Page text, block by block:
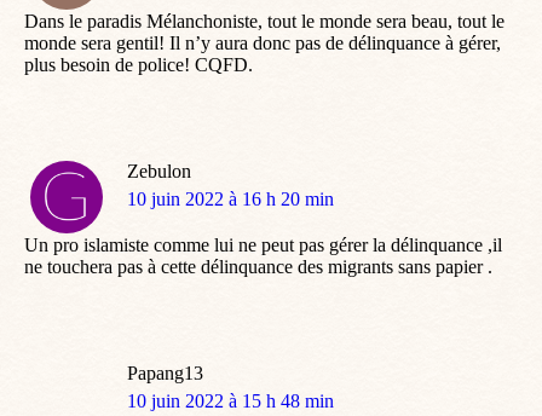
Dans le paradis Mélanchoniste, tout le monde sera beau, tout le
monde sera gentil! Il n’y aura donc pas de délinquance à gérer,
plus besoin de police! CQFD.
Zebulon
dit
10 juin 2022 à 16 h 20 min
Un pro islamiste comme lui ne peut pas gérer la délinquance ,il
ne touchera pas à cette délinquance des migrants sans papier .
Papang13
dit
10 juin 2022 à 15 h 48 min